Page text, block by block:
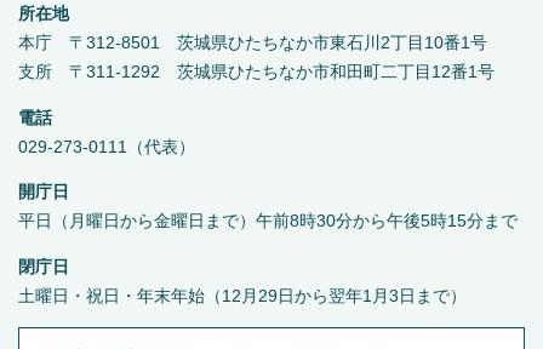
所在地
本庁 〒312-8501 茨城県ひたちなか市東石川2丁目10番1号
支所 〒311-1292 茨城県ひたちなか市和田町二丁目12番1号
電話
029-273-0111（代表）
開庁日
平日（月曜日から金曜日まで）午前8時30分から午後5時15分まで
閉庁日
土曜日・祝日・年末年始（12月29日から翌年1月3日まで）